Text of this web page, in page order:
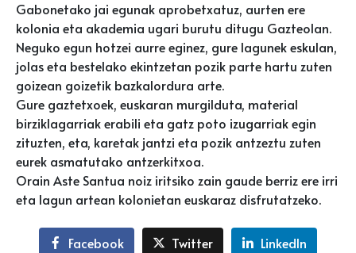
Gabonetako jai egunak aprobetxatuz, aurten ere
kolonia eta akademia ugari burutu ditugu Gazteolan.
Neguko egun hotzei aurre eginez, gure lagunek eskulan,
jolas eta bestelako ekintzetan pozik parte hartu zuten
goizean goizetik bazkalordura arte.
Gure gaztetxoek, euskaran murgilduta, material
birziklagarriak erabili eta gatz poto izugarriak egin
zituzten, eta, karetak jantzi eta pozik antzeztu zuten
eurek asmatutako antzerkitxoa.
Orain Aste Santua noiz iritsiko zain gaude berriz ere irri
eta lagun artean kolonietan euskaraz disfrutatzeko.
Facebook Twitter LinkedIn